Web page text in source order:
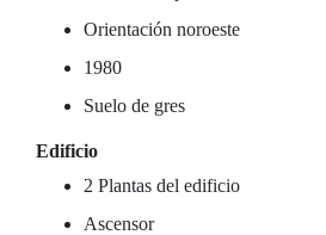
Orientación noroeste
1980
Suelo de gres
Edificio
2 Plantas del edificio
Ascensor